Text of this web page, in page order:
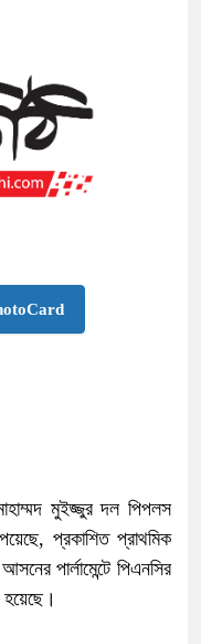
মোহাম্মদ মুইজ্জুর দল পিপলস
প্রকাশিত প্রাথমিক
পার্লামেন্টে পিএনসির
হয়েছে।